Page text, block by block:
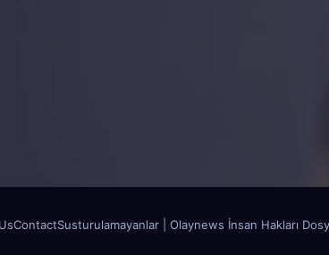
ContactSusturulamayanlar | Olaynews İnsan Hakları